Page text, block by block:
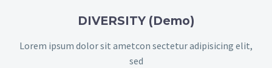
DIVERSITY (Demo)
Lorem ipsum dolor sit ametcon sectetur adipisicing elit,
sed